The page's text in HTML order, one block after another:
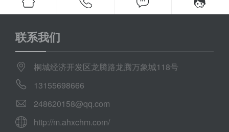
联系我们
桐城经济开发区龙腾路龙腾万象城118号
13155698666
248620158@qq.com
http://m.ahxchm.com/